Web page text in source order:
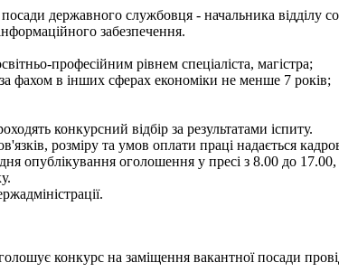
державного службовця - начальника відділу
забезпечення.
професійним рівнем спеціаліста, магістра;
фахом в інших сферах економіки не менше 7 років;
конкурсний відбір за результатами іспиту.
розміру та умов оплати праці надається
опублікування оголошення у пресі з 8.00 до
конкурс на заміщення вакантної посади